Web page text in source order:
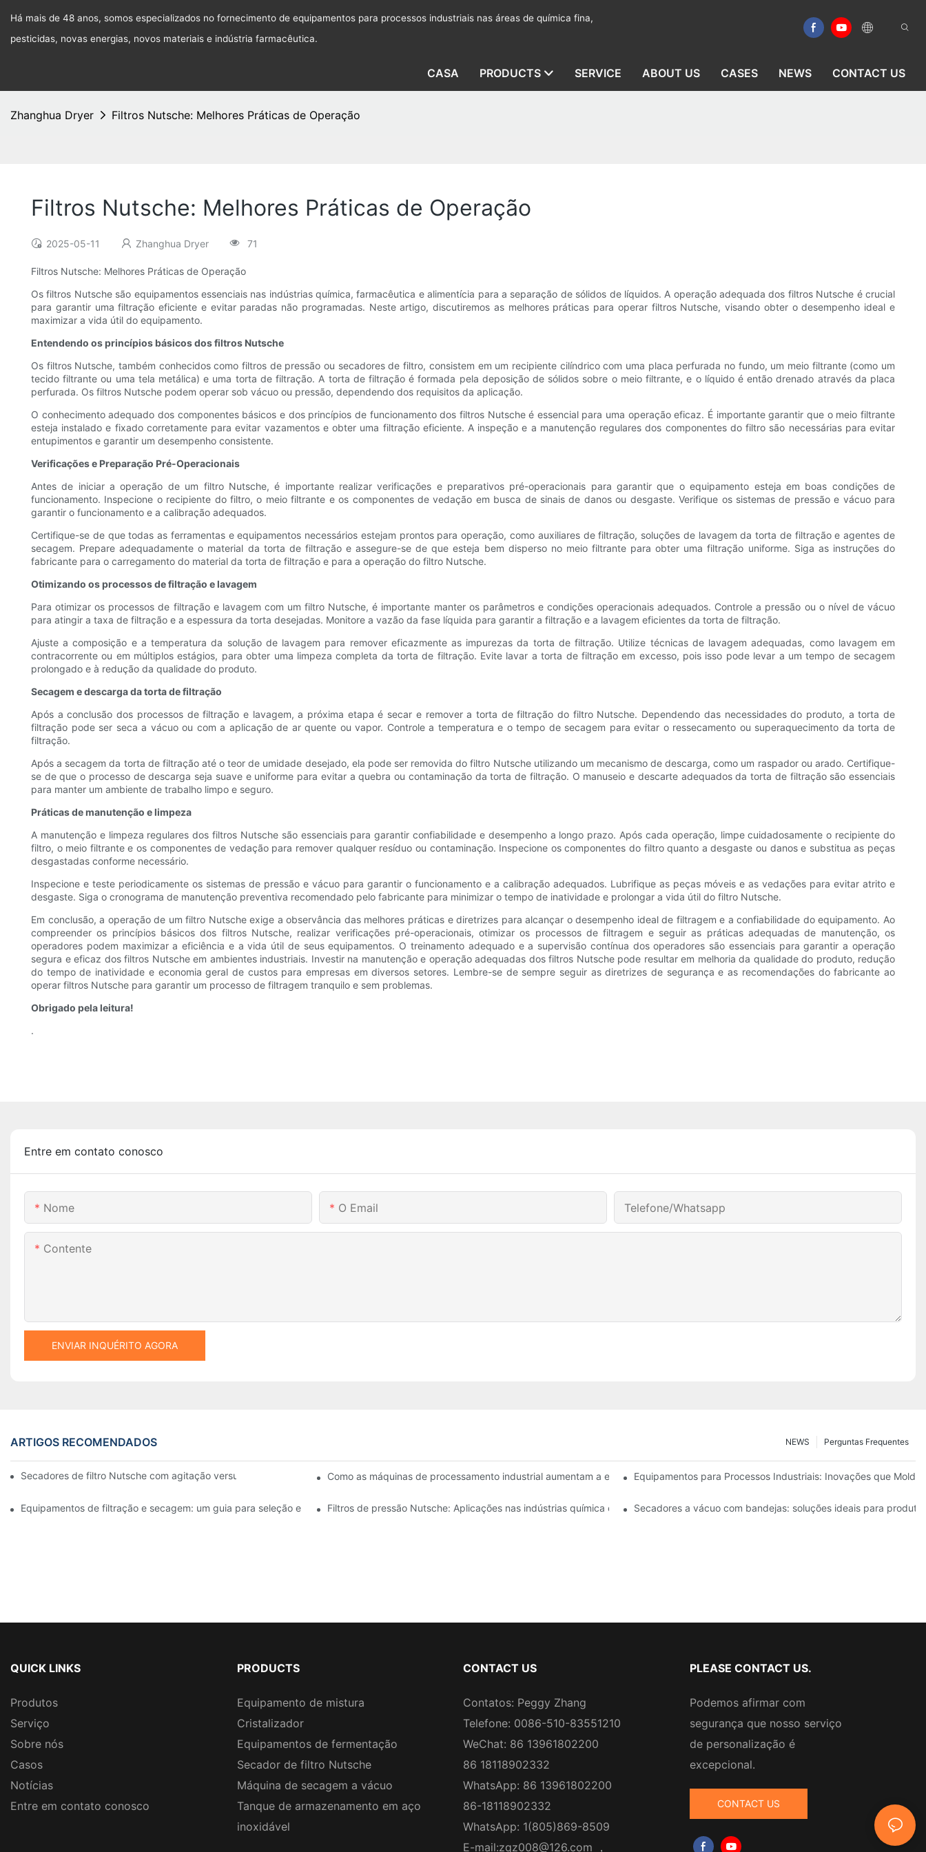
Há mais de 48 anos, somos especializados no fornecimento de equipamentos para processos industriais nas áreas de química fina,
pesticidas, novas energias, novos materiais e indústria farmacêutica.
CASA PRODUCTS SERVICE ABOUT US CASES NEWS CONTACT US
Zhanghua Dryer Filtros Nutsche: Melhores Práticas de Operação
Filtros Nutsche: Melhores Práticas de Operação
2025-05-11 Zhanghua Dryer 71
Filtros Nutsche: Melhores Práticas de Operação
Os filtros Nutsche são equipamentos essenciais nas indústrias química, farmacêutica e alimentícia para a separação de sólidos de líquidos. A operação adequada dos filtros Nutsche é crucial
para garantir uma filtração eficiente e evitar paradas não programadas. Neste artigo, discutiremos as melhores práticas para operar filtros Nutsche, visando obter o desempenho ideal e
maximizar a vida útil do equipamento.
Entendendo os princípios básicos dos filtros Nutsche
Os filtros Nutsche, também conhecidos como filtros de pressão ou secadores de filtro, consistem em um recipiente cilíndrico com uma placa perfurada no fundo, um meio filtrante (como um
tecido filtrante ou uma tela metálica) e uma torta de filtração. A torta de filtração é formada pela deposição de sólidos sobre o meio filtrante, e o líquido é então drenado através da placa
perfurada. Os filtros Nutsche podem operar sob vácuo ou pressão, dependendo dos requisitos da aplicação.
O conhecimento adequado dos componentes básicos e dos princípios de funcionamento dos filtros Nutsche é essencial para uma operação eficaz. É importante garantir que o meio filtrante
esteja instalado e fixado corretamente para evitar vazamentos e obter uma filtração eficiente. A inspeção e a manutenção regulares dos componentes do filtro são necessárias para evitar
entupimentos e garantir um desempenho consistente.
Verificações e Preparação Pré-Operacionais
Antes de iniciar a operação de um filtro Nutsche, é importante realizar verificações e preparativos pré-operacionais para garantir que o equipamento esteja em boas condições de
funcionamento. Inspecione o recipiente do filtro, o meio filtrante e os componentes de vedação em busca de sinais de danos ou desgaste. Verifique os sistemas de pressão e vácuo para
garantir o funcionamento e a calibração adequados.
Certifique-se de que todas as ferramentas e equipamentos necessários estejam prontos para operação, como auxiliares de filtração, soluções de lavagem da torta de filtração e agentes de
secagem. Prepare adequadamente o material da torta de filtração e assegure-se de que esteja bem disperso no meio filtrante para obter uma filtração uniforme. Siga as instruções do
fabricante para o carregamento do material da torta de filtração e para a operação do filtro Nutsche.
Otimizando os processos de filtração e lavagem
Para otimizar os processos de filtração e lavagem com um filtro Nutsche, é importante manter os parâmetros e condições operacionais adequados. Controle a pressão ou o nível de vácuo
para atingir a taxa de filtração e a espessura da torta desejadas. Monitore a vazão da fase líquida para garantir a filtração e a lavagem eficientes da torta de filtração.
Ajuste a composição e a temperatura da solução de lavagem para remover eficazmente as impurezas da torta de filtração. Utilize técnicas de lavagem adequadas, como lavagem em
contracorrente ou em múltiplos estágios, para obter uma limpeza completa da torta de filtração. Evite lavar a torta de filtração em excesso, pois isso pode levar a um tempo de secagem
prolongado e à redução da qualidade do produto.
Secagem e descarga da torta de filtração
Após a conclusão dos processos de filtração e lavagem, a próxima etapa é secar e remover a torta de filtração do filtro Nutsche. Dependendo das necessidades do produto, a torta de
filtração pode ser seca a vácuo ou com a aplicação de ar quente ou vapor. Controle a temperatura e o tempo de secagem para evitar o ressecamento ou superaquecimento da torta de
filtração.
Após a secagem da torta de filtração até o teor de umidade desejado, ela pode ser removida do filtro Nutsche utilizando um mecanismo de descarga, como um raspador ou arado. Certifique-
se de que o processo de descarga seja suave e uniforme para evitar a quebra ou contaminação da torta de filtração. O manuseio e descarte adequados da torta de filtração são essenciais
para manter um ambiente de trabalho limpo e seguro.
Práticas de manutenção e limpeza
A manutenção e limpeza regulares dos filtros Nutsche são essenciais para garantir confiabilidade e desempenho a longo prazo. Após cada operação, limpe cuidadosamente o recipiente do
filtro, o meio filtrante e os componentes de vedação para remover qualquer resíduo ou contaminação. Inspecione os componentes do filtro quanto a desgaste ou danos e substitua as peças
desgastadas conforme necessário.
Inspecione e teste periodicamente os sistemas de pressão e vácuo para garantir o funcionamento e a calibração adequados. Lubrifique as peças móveis e as vedações para evitar atrito e
desgaste. Siga o cronograma de manutenção preventiva recomendado pelo fabricante para minimizar o tempo de inatividade e prolongar a vida útil do filtro Nutsche.
Em conclusão, a operação de um filtro Nutsche exige a observância das melhores práticas e diretrizes para alcançar o desempenho ideal de filtragem e a confiabilidade do equipamento. Ao
compreender os princípios básicos dos filtros Nutsche, realizar verificações pré-operacionais, otimizar os processos de filtragem e seguir as práticas adequadas de manutenção, os
operadores podem maximizar a eficiência e a vida útil de seus equipamentos. O treinamento adequado e a supervisão contínua dos operadores são essenciais para garantir a operação
segura e eficaz dos filtros Nutsche em ambientes industriais. Investir na manutenção e operação adequadas dos filtros Nutsche pode resultar em melhoria da qualidade do produto, redução
do tempo de inatividade e economia geral de custos para empresas em diversos setores. Lembre-se de sempre seguir as diretrizes de segurança e as recomendações do fabricante ao
operar filtros Nutsche para garantir um processo de filtragem tranquilo e sem problemas.
Obrigado pela leitura!
.
Entre em contato conosco
Nome O Email Telefone/whatsapp
Contente
ENVIAR INQUÉRITO AGORA
ARTIGOS RECOMENDADOS Perguntas Frequentes
NEWS
Secadores de filtro Nutsche com agitação versus outros métodos de secagem: uma comparação.Como as máquinas de processamento industrial aumentam a eficiência operacionalEquipamentos para Processos Industriais: Inovações que
Equipamentos de filtração e secagem: um guia para seleção e uso. Filtros de pressão Nutsche: Aplicações nas indústrias química e alimentíciaSecadores a vácuo com bandejas: soluções ideais para
QUICK LINKS
Produtos
Serviço
Sobre nós
Casos
Notícias
Entre em contato conosco
PRODUCTS
Equipamento de mistura
Cristalizador
Equipamentos de fermentação
Secador de filtro Nutsche
Máquina de secagem a vácuo
Tanque de armazenamento em aço
inoxidável
CONTACT US
Contatos: Peggy Zhang
Telefone: 0086-510-83551210
WeChat: 86 13961802200
86 18118902332
WhatsApp: 86 13961802200
86-18118902332
WhatsApp: 1(805)869-8509
E-mail:zqz008@126.com ，
PLEASE CONTACT US.
Podemos afirmar com
segurança que nosso serviço
de personalização é
excepcional.
CONTACT US